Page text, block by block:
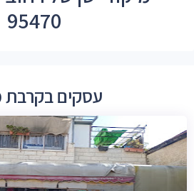
95470
עסקים בקרבת